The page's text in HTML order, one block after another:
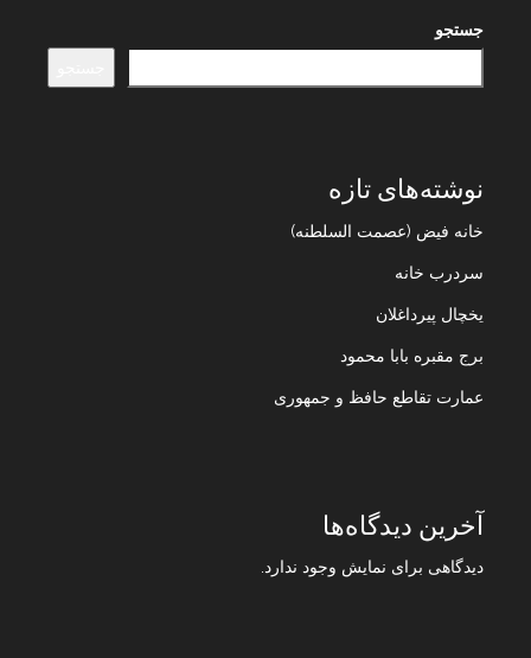
جستجو
نوشته‌های تازه
خانه فیض (عصمت السلطنه)
سردرب خانه
یخچال پیرداغلان
برج مقبره بابا محمود
عمارت تقاطع حافظ و جمهوری
آخرین دیدگاه‌ها
دیدگاهی برای نمایش وجود ندارد.